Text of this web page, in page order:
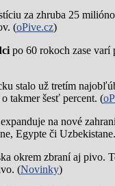
za zhruba 25
(oPive.cz)
po 60 rokoch zase varí
stalo už tretím
takmer šesť percent. (
na nové
Egypte či
okrem zbraní aj pivo.
(Novinky)